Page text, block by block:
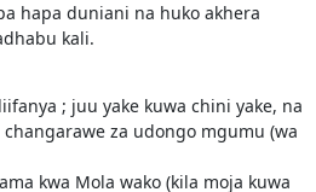
hapa duniani na huko akhera
kali.
; juu yake kuwa chini yake, na
za udongo mgumu (wa
kwa Mola wako (kila moja kuwa